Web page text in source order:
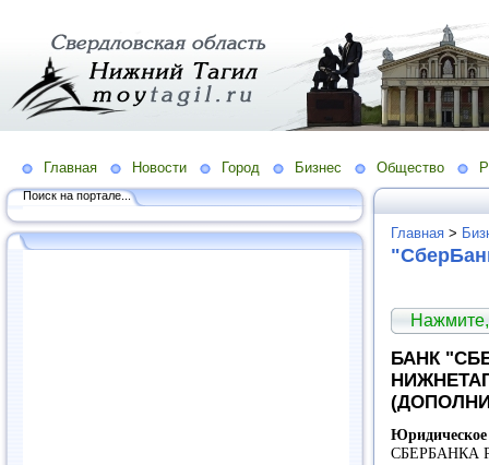
Главная Новости Город Бизнес Общество
Поиск на портале...
Главная >
БАНК
СБЕРБАНКА